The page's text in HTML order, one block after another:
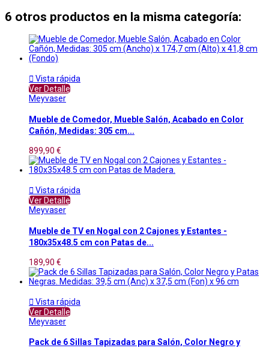
6 otros productos en la misma categoría:
 Vista rápida
Ver Detalle
Meyvaser
Mueble de Comedor, Mueble Salón, Acabado en Color
Cañón, Medidas: 305 cm...
899,90 €
 Vista rápida
Ver Detalle
Meyvaser
Mueble de TV en Nogal con 2 Cajones y Estantes -
180x35x48.5 cm con Patas de...
189,90 €
 Vista rápida
Ver Detalle
Meyvaser
Pack de 6 Sillas Tapizadas para Salón, Color Negro y